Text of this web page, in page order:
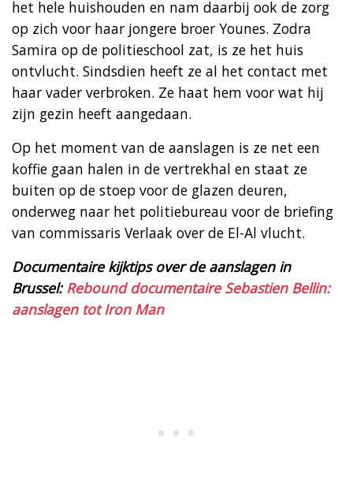
het hele huishouden en nam daarbij ook de zorg
op zich voor haar jongere broer Younes. Zodra
Samira op de politieschool zat, is ze het huis
ontvlucht. Sindsdien heeft ze al het contact met
haar vader verbroken. Ze haat hem voor wat hij
zijn gezin heeft aangedaan.
Op het moment van de aanslagen is ze net een
koffie gaan halen in de vertrekhal en staat ze
buiten op de stoep voor de glazen deuren,
onderweg naar het politiebureau voor de briefing
van commissaris Verlaak over de El-Al vlucht.
Documentaire kijktips over de aanslagen in
Brussel: Rebound documentaire Sebastien Bellin:
aanslagen tot Iron Man